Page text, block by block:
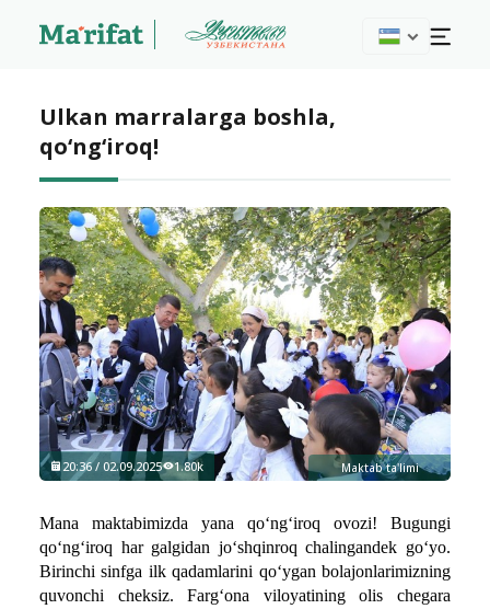
Ulkan marralarga boshla,
qo‘ng‘iroq!
Maktab ta'limi
20:36 / 02.09.2025 1.80k
Mana maktabimizda yana qo‘ng‘iroq ovozi! Bugungi
qo‘ng‘iroq har galgidan jo‘shqinroq chalingandek go‘yo.
Birinchi sinfga ilk qadamlarini qo‘ygan bolajonlarimizning
quvonchi cheksiz. Farg‘ona viloyatining olis chegara